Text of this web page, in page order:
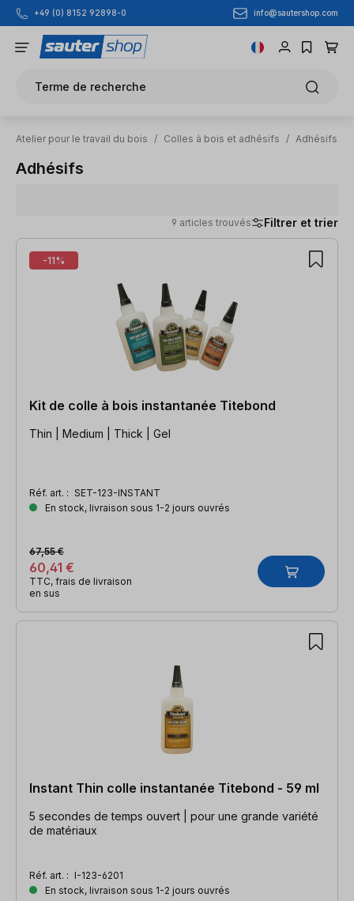
Passer au contenu principal
+49 (0) 8152 92898-0 info@sautershop.com
Terme de recherche
Atelier pour le travail du bois / Colles à bois et adhésifs / Adhésifs
Adhésifs
9 articles trouvés Filtrer et trier
9 articles trouvés
-11%
Kit de colle à bois instantanée Titebond
Thin | Medium | Thick | Gel
Réf. art. : SET-123-INSTANT
En stock, livraison sous 1-2 jours ouvrés
60,41 €
67,55 €
TTC, frais de livraison
en sus
Instant Thin colle instantanée Titebond - 59 ml
5 secondes de temps ouvert | pour une grande variété
de matériaux
Réf. art. : I-123-6201
En stock, livraison sous 1-2 jours ouvrés